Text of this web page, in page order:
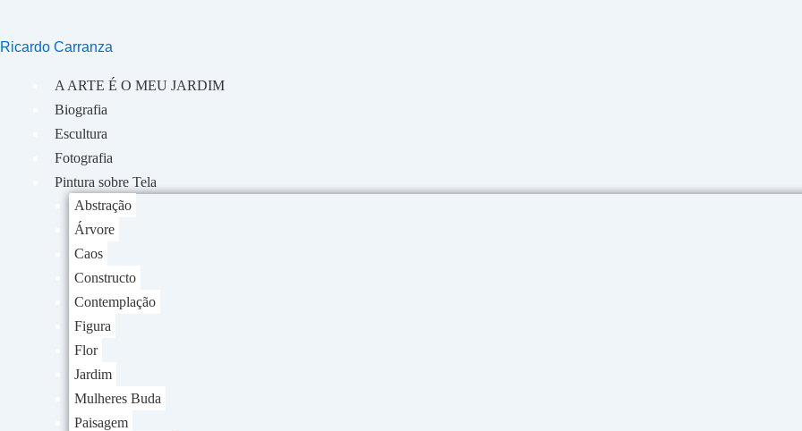
o
conteúdo
Ricardo Carranza
A ARTE É O MEU JARDIM
Biografia
Escultura
Fotografia
Pintura sobre Tela
Abstração
Árvore
Caos
Constructo
Contemplação
Figura
Flor
Jardim
Mulheres Buda
Paisagem